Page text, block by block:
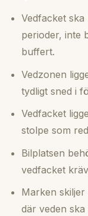
Vedfacket
perioder, inte
buffert.
Vedzonen
tydligt sned i
Vedfacket
stolpe som
Bilplatsen
vedfacket
Marken
där veden